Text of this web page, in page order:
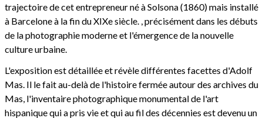
trajectoire de cet entrepreneur né à Solsona (1860) mais installé
à Barcelone à la fin du XIXe siècle. , précisément dans les débuts
de la photographie moderne et l'émergence de la nouvelle
culture urbaine.
L'exposition est détaillée et révèle différentes facettes d'Adolf
Mas. Il le fait au-delà de l'histoire fermée autour des archives du
Mas, l'inventaire photographique monumental de l'art
hispanique qui a pris vie et qui au fil des décennies est devenu un